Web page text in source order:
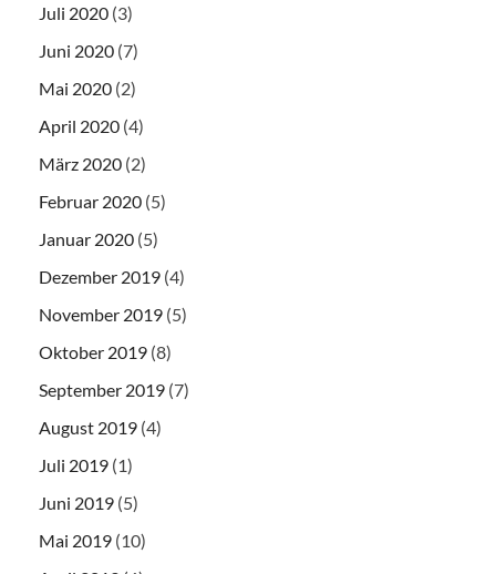
Juli 2020 (3)
Juni 2020 (7)
Mai 2020 (2)
April 2020 (4)
März 2020 (2)
Februar 2020 (5)
Januar 2020 (5)
Dezember 2019 (4)
November 2019 (5)
Oktober 2019 (8)
September 2019 (7)
August 2019 (4)
Juli 2019 (1)
Juni 2019 (5)
Mai 2019 (10)